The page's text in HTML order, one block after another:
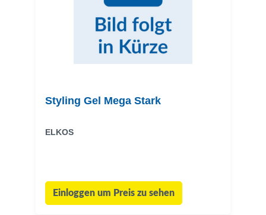
Styling Gel Mega Stark
ELKOS
Einloggen um Preis zu sehen